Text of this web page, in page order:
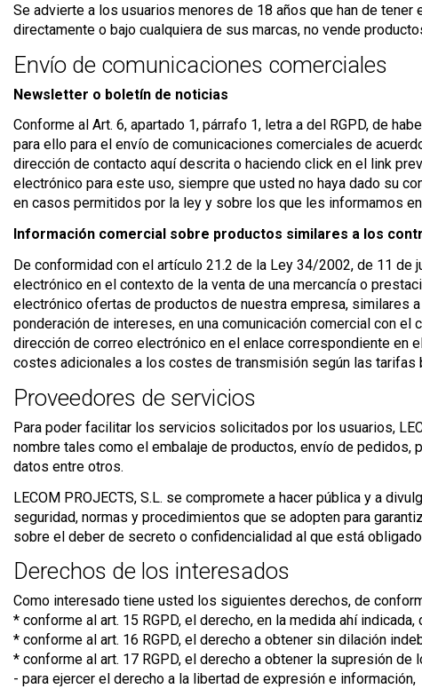
Se advierte a los usuarios menores de 18 años que han de
directamente o bajo cualquiera de sus marcas, no vende
Envío de comunicaciones comerciales
Newsletter o boletín de noticias
Conforme al Art. 6, apartado 1, párrafo 1, letra a del RGPD, de
para ello para el envío de comunicaciones comerciales de
dirección de contacto aquí descrita o haciendo click en el link
electrónico para este uso, siempre que usted no haya dado su
en casos permitidos por la ley y sobre los que les informamos
Información comercial sobre productos similares a los
De conformidad con el artículo 21.2 de la Ley 34/2002, de 11
electrónico en el contexto de la venta de una mercancía o
electrónico ofertas de productos de nuestra empresa, similares
ponderación de intereses, en una comunicación comercial con
dirección de correo electrónico en el enlace correspondiente en
costes adicionales a los costes de transmisión según las tarifas
Proveedores de servicios
Para poder facilitar los servicios solicitados por los usuarios,
nombre tales como el embalaje de productos, envío de
datos entre otros.
LECOM PROJECTS, S.L. se compromete a hacer pública y a
seguridad, normas y procedimientos que se adopten para
sobre el deber de secreto o confidencialidad al que está
Derechos de los interesados
Como interesado tiene usted los siguientes derechos, de
* conforme al art. 15 RGPD, el derecho, en la medida ahí
* conforme al art. 16 RGPD, el derecho a obtener sin dilación
* conforme al art. 17 RGPD, el derecho a obtener la supresión
- para ejercer el derecho a la libertad de expresión e información,